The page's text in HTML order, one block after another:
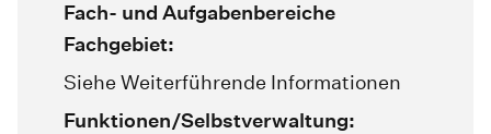
Fach- und Aufgabenbereiche
Fachgebiet:
Siehe Weiterführende Informationen
Funktionen/Selbstverwaltung: